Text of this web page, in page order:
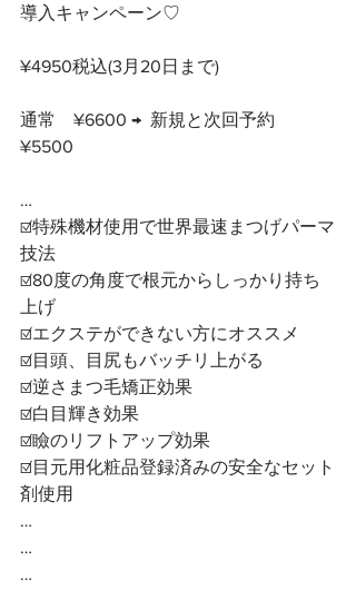
導入キャンペーン♡
¥4950税込(3月20日まで)
通常　¥6600 →  新規と次回予約
¥5500
…
☑️特殊機材使用で世界最速まつげパーマ
技法
☑️80度の角度で根元からしっかり持ち
上げ
☑️エクステができない方にオススメ
☑️目頭、目尻もバッチリ上がる
☑️逆さまつ毛矯正効果
☑️白目輝き効果
☑️瞼のリフトアップ効果
☑️目元用化粧品登録済みの安全なセット
剤使用
…
…
…